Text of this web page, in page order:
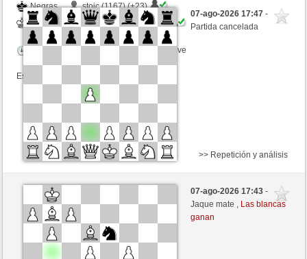
Negras
stoic (1167) (+23)
Blancas
ONURB-2 (1168) (-16)
Tiempo: 2 minutes/side + 1 seconds/move
Esta partida es por puntos
07-ago-2026 17:47-
Partida cancelada
Negras
Schalli (1245)
Blancas
Tiempo: 5 minutes/side + 0 seconds/move
Esta partida es por puntos
>> Repetición y análisis
07-ago-2026 17:43-
Jaque mate , Las blancas
ganan